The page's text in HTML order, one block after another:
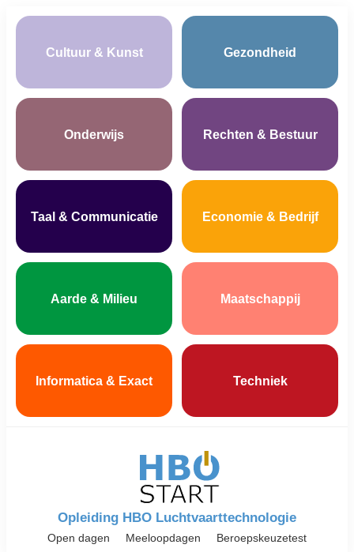
Cultuur & Kunst Gezondheid
Onderwijs Rechten & Bestuur
Taal & Communicatie Economie & Bedrijf
Aarde & Milieu Maatschappij
Informatica & Exact Techniek
Opleiding HBO Luchtvaarttechnologie
Open dagen Meeloopdagen Beroepskeuzetest